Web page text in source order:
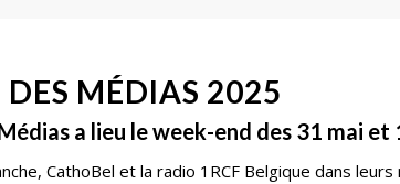
MÉDIAS 2025
a lieu le week-end des 31 mai et
CathoBel et la radio 1RCF Belgique dans leurs